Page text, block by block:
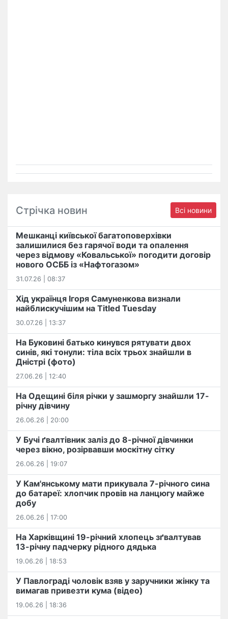
Стрічка новин Всі новини
Мешканці київської багатоповерхівки
залишилися без гарячої води та опалення
через відмову «Ковальської» погодити договір
нового ОСББ із «Нафтогазом»
31.07.26 | 08:37
Хід українця Ігоря Самуненкова визнали
найблискучішим на Titled Tuesday
30.07.26 | 13:37
На Буковині батько кинувся рятувати двох
синів, які тонули: тіла всіх трьох знайшли в
Дністрі (фото)
27.06.26 | 12:40
На Одещині біля річки у зашморгу знайшли 17-
річну дівчину
26.06.26 | 20:00
У Бучі ґвалтівник заліз до 8-річної дівчинки
через вікно, розірвавши москітну сітку
26.06.26 | 19:07
У Кам'янському мати прикувала 7-річного сина
до батареї: хлопчик провів на ланцюгу майже
добу
26.06.26 | 17:00
На Харківщині 19-річний хлопець​ ️зґвалтував
13-річну падчерку рідного дядька
19.06.26 | 18:53
У Павлограді чоловік взяв у заручники жінку та
вимагав привезти кума (відео)
19.06.26 | 18:36